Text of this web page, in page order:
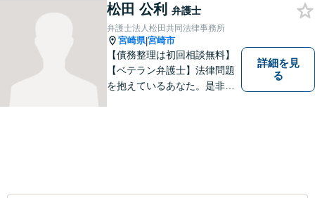
にご相談ください。迅速・適
切な解決を目指し尽力しま
す。
松田 公利 弁護士
弁護士法人松田共同法律事務所
宮崎県|宮崎市
【債務整理は初回相談無料】
【ベテラン弁護士】法律問題
を抱えているあなた。是非一
詳細を見
る